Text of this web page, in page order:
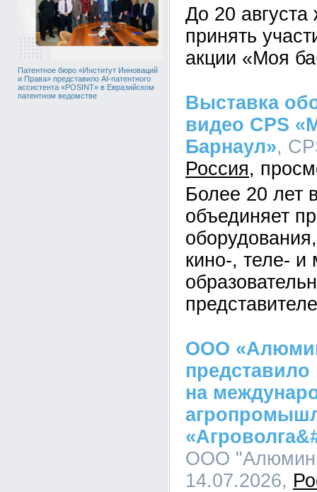
Патентное бюро «Институт Инноваций
и Права» представило AI-патентного
ассистента «POSINT» в Евразийском
патентном ведомстве
До 20 августа
принять
акции «Моя
Выставка
видео CPS
Барнаул»,
Россия
Более 20 лет
объединяет
кино-, теле- и
ООО
на
ООО
14.07.2026,